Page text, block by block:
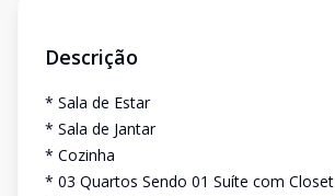
Descrição
* Sala de Estar
* Sala de Jantar
* Cozinha
* 03 Quartos Sendo 01 Suíte com Closet